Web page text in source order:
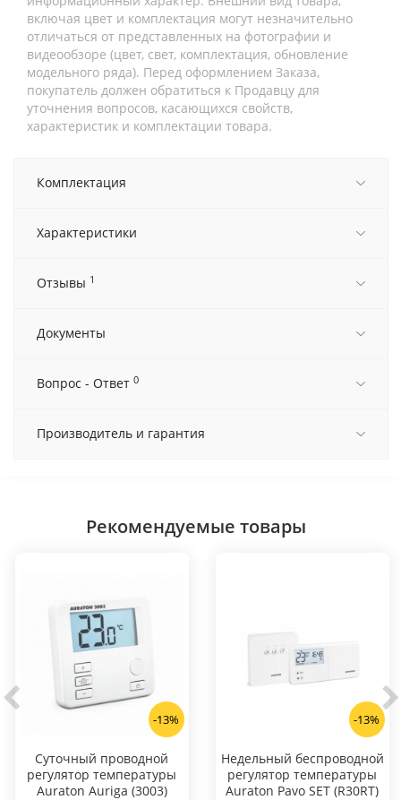
включая цвет и комплектация могут незначительно
отличаться от представленных на фотографии и
видеообзоре (цвет, свет, комплектация, обновление
модельного ряда). Перед оформлением Заказа,
покупатель должен обратиться к Продавцу для
уточнения вопросов, касающихся свойств,
характеристик и комплектации товара.
Комплектация
Характеристики
Отзывы 1
Документы
Вопрос - Ответ 0
Производитель и гарантия
Рекомендуемые товары
-13%
Суточный проводной
регулятор температуры
Auraton Auriga (3003)
-13%
Hедельный беспроводной
регулятор температуры
Auraton Pavo SET (R30RT)